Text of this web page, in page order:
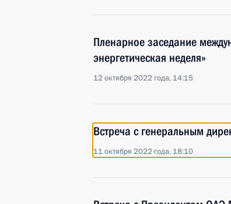
Пленарное заседание
энергетическая неделя»
12 октября 2022 года, 14:15
Встреча с генеральным
11 октября 2022 года, 18:10